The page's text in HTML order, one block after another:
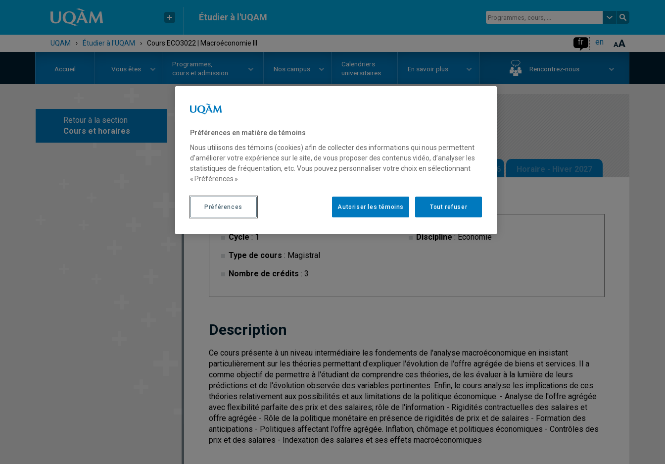
Étudier à l'UQAM
UQAM › Étudier à l'UQAM › Cours ECO3022 | Macroéconomie III fr en
Accueil Vous êtes
Programmes,
cours et admission
Nos campus
Calendriers
universitaires
En savoir plus Rencontrez-nous
Retour à la section
Cours et horaires
COURS// ECO3022
Description Horaire - Été 2026 Horaire - Automne 2026 Horaire - Hiver 2027
Cycle: 1
Type de cours : Magistral
Nombre de crédits : 3
Discipline: Économie
Description
Ce cours présente à un niveau intermédiaire les fondements de l'analyse macroéconomique en insistant
particulièrement sur les théories permettant d'expliquer l'évolution de l'offre agrégée de biens et services. Il a
comme objectif de permettre à l'étudiant de comprendre ces théories, de les évaluer à la lumière de leurs
prédictions et de l'évolution observée des variables pertinentes. Enfin, le cours analyse les implications de ces
théories relativement aux possibilités et aux limitations de la politique économique. - Analyse de l'offre agrégée
avec flexibilité parfaite des prix et des salaires; rôle de l'information - Rigidités contractuelles des salaires et
offre agrégée - Rôle de la politique monétaire en présence de rigidités de prix et de salaires - Formation des
anticipations - Politiques affectant l'offre agrégée. Inflation, chômage et politiques économiques - Contrôles des
prix et des salaires - Indexation des salaires et ses effets macroéconomiques
Préférences en matière de témoins
Nous utilisons des témoins (cookies) afin de collecter des informations qui nous permettent
d’améliorer votre expérience sur le site, de vous proposer des contenus vidéo, d’analyser les
statistiques de fréquentation, etc. Vous pouvez personnaliser votre choix en sélectionnant
« Préférences ».
Tout refuser
Autoriser les témoins
Préférences